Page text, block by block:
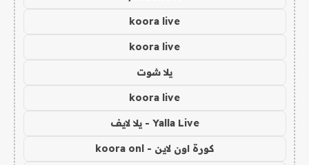
koora live
koora live
يلا شوت
koora live
Yalla Live - يلا لايف
كورة اون لاين - koora onl